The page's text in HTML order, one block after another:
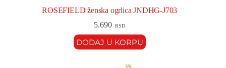
ROSEFIELD ženska ogrlica JNDHG-J703
5.690 RSD
DODAJ U KORPU